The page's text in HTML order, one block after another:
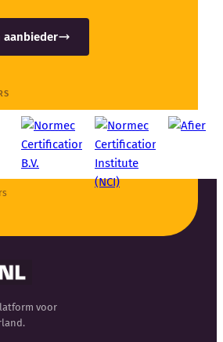
aanbieder
voor